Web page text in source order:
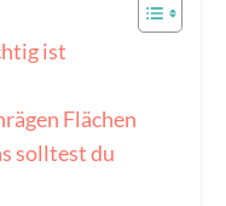
ist
Flächen
solltest du